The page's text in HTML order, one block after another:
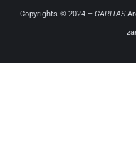
Copyrights © 2024 – CARITAS